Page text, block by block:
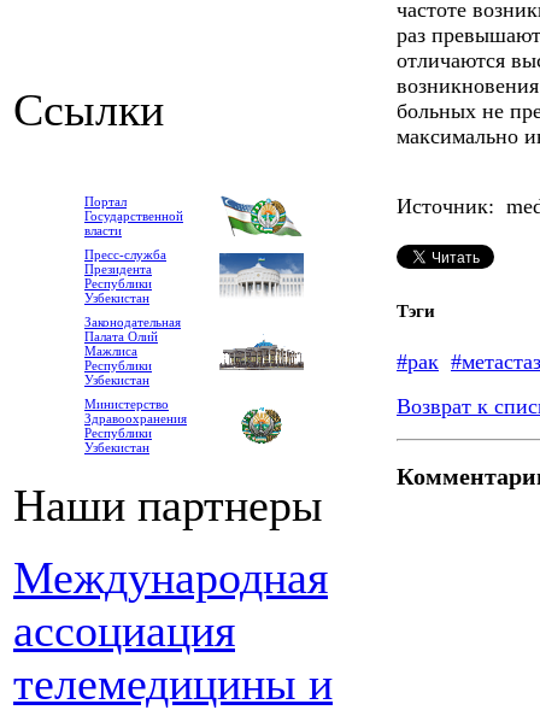
Ссылки
Портал
Государственной
власти
Пресс-служба
Президента
Республики
Узбекистан
Законодательная
Палата Олий
Мажлиса
Республики
Узбекистан
Министерство
Здравоохранения
Республики
Узбекистан
Наши партнеры
Международная
ассоциация
телемедицины и
частоте
раз
отличаются
больных не
максимально
Источник:
Тэги
#рак #метастаз
Возврат к